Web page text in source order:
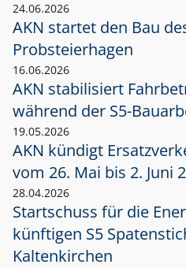
24.06.2026
AKN startet den Bau
Probsteierhagen
16.06.2026
AKN stabilisiert
während der S5-
19.05.2026
AKN kündigt
vom 26. Mai bis 2. Juni
28.04.2026
Startschuss für die
künftigen S5
Kaltenkirchen